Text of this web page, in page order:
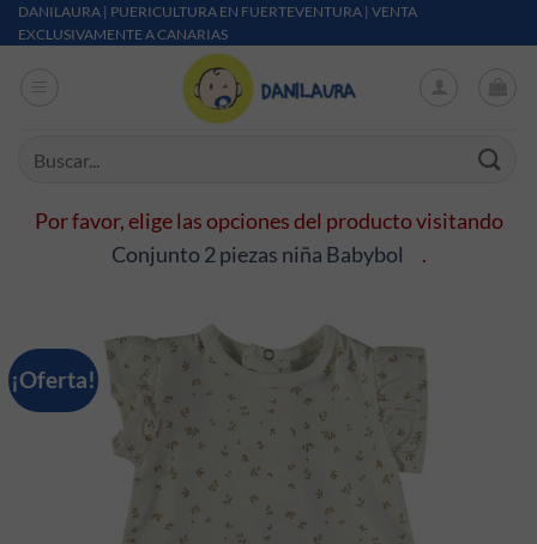
Saltar al contenido
DANILAURA | PUERICULTURA EN FUERTEVENTURA | VENTA
EXCLUSIVAMENTE A CANARIAS
Por favor, elige las opciones del producto visitando
Conjunto 2 piezas niña Babybol
.
¡Oferta!